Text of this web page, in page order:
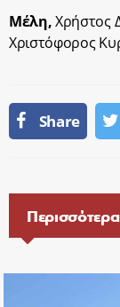
Μέλη,Χρήστος
Χριστόφορος
Share
Περισσότερα